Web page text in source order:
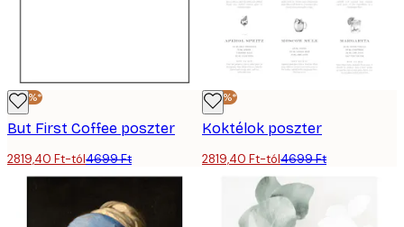
-40%*
But First Coffee poszter
2819,40 Ft-tól4699 Ft
-40%*
Koktélok poszter
2819,40 Ft-tól4699 Ft